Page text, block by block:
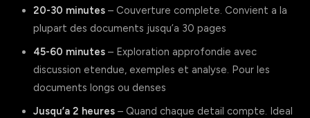
20-30 minutes – Couverture complete. Convient a la
plupart des documents jusqu’a 30 pages
45-60 minutes – Exploration approfondie avec
discussion etendue, exemples et analyse. Pour les
documents longs ou denses
Jusqu’a 2 heures – Quand chaque detail compte. Ideal